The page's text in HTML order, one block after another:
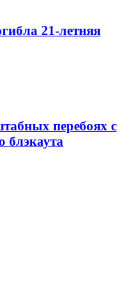
21-летняя
перебоях с
блэкаута